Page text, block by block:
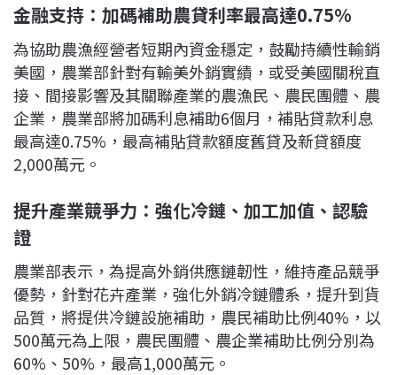
金融支持：加碼補助農貸利率最高達0.75%
為協助農漁經營者短期內資金穩定，鼓勵持續性輸銷
美國，農業部針對有輸美外銷實績，或受美國關稅直
接、間接影響及其關聯產業的農漁民、農民團體、農
企業，農業部將加碼利息補助6個月，補貼貸款利息
最高達0.75%，最高補貼貸款額度舊貸及新貸額度
2,000萬元。
提升產業競爭力：強化冷鏈、加工加值、認驗
證
農業部表示，為提高外銷供應鏈韌性，維持產品競爭
優勢，針對花卉產業，強化外銷冷鏈體系，提升到貨
品質，將提供冷鏈設施補助，農民補助比例40%，以
500萬元為上限，農民團體、農企業補助比例分別為
60%、50%，最高1,000萬元。